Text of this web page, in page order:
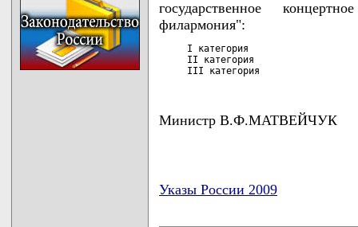
государственное
филармония":
I категория
II категория
III категория
Министр В.Ф.МАТВЕЙЧУК
Указы России 2009